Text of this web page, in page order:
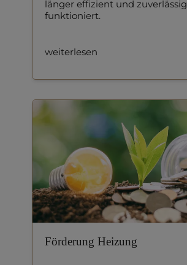
länger effizient und zuverlässig
funktioniert.
weiterlesen
Förderung Heizung